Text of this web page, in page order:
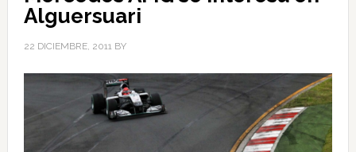
Alguersuari
22 DICIEMBRE, 2011BY